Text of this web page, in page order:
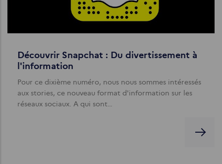
Découvrir Snapchat : Du divertissement à
l'information
Pour ce dixième numéro, nous nous sommes intéressés
aux stories, ce nouveau format d'information sur les
réseaux sociaux. A qui sont…